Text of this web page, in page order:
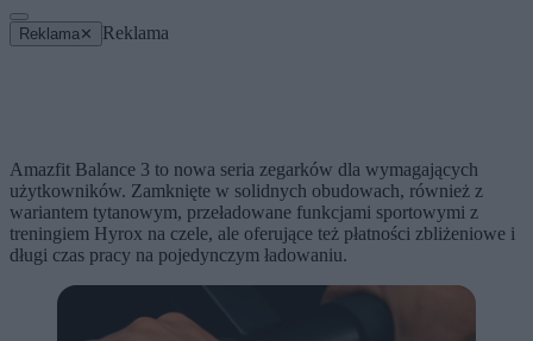
Reklama ✕ Reklama
Amazfit Balance 3 to nowa seria zegarków dla wymagających
użytkowników. Zamknięte w solidnych obudowach, również z
wariantem tytanowym, przeładowane funkcjami sportowymi z
treningiem Hyrox na czele, ale oferujące też płatności zbliżeniowe i
długi czas pracy na pojedynczym ładowaniu.